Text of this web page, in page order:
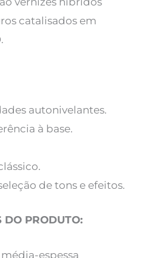
catalisados em
autonivelantes.
à base.
de tons e efeitos.
DO PRODUTO:
espessa